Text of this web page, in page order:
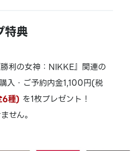
特典
利の女神：NIKKE』関連の
入・ご予約内金1,100円(税
6種) を1枚プレゼント！
せん。